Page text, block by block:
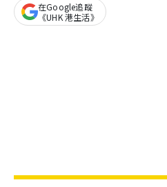
在Google追蹤
《UHK 港生活》